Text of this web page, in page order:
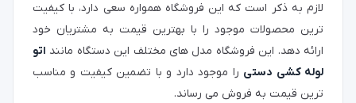
لازم به ذکر است که این فروشگاه همواره سعی دارد، با کیفیت
ترین محصولات موجود را با بهترین قیمت به مشتریان خود
ارائه دهد. این فروشگاه مدل های مختلف این دستگاه مانند اتو
لوله کشی دستی را موجود دارد و با تضمین کیفیت و مناسب
ترین قیمت به فروش می رساند.